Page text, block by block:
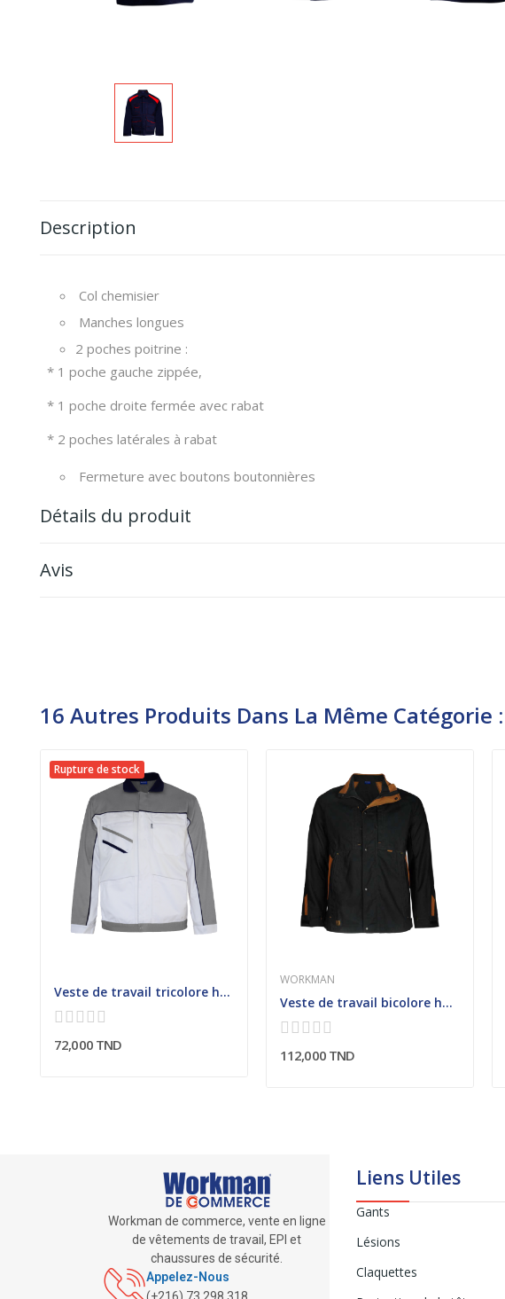
Description
Col chemisier
Manches longues
2 poches poitrine :
* 1 poche gauche zippée,
* 1 poche droite fermée avec rabat
* 2 poches latérales à rabat
Fermeture avec boutons boutonnières
Détails du produit
Avis
16 Autres Produits Dans La Même Catégorie :
Rupture de stock
Veste de travail tricolore homme
72,000 TND
WORKMAN
Veste de travail bicolore homme avec garniture...
112,000 TND
Workman de commerce, vente en ligne
de vêtements de travail, EPI et
chaussures de sécurité.
Appelez-Nous
Liens Utiles
Gants
Lésions
Claquettes